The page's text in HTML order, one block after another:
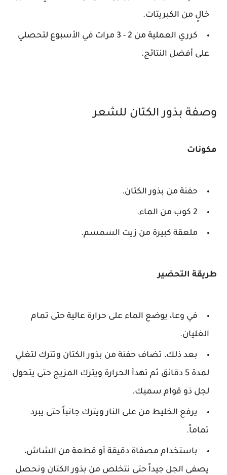
خالٍ من الكبريتات.
كرري العملية من 2 - 3 مرات في الأسبوع لتحصلي
على أفضل النتائج.
وصفة بذور الكتان للشعر
مكونات
حفنة من بذور الكتان.
2 كوب من الماء.
ملعقة كبيرة من زيت السمسم.
طريقة التحضير
في وعا، يوضع الماء على حرارة عالية حتى تمام
الغليان.
بعد ذلك، تضاف حفنة من بذور الكتان وتترك لتغلي
لمدة 5 دقائق ثم تهدأ الحرارة ويترك المزيج حتى يتحول
لجل ذو قوام سميك.
يرفع الخليط من على النار ويترك جانباً حتى يبرد
تماماً.
باستخدام مصفاة دقيقة أو قطعة من الشاش،
يصفى الجل جيداً حتى نتخلص من بذور الكتان ونحصل